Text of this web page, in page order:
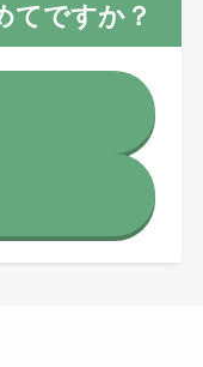
てですか？